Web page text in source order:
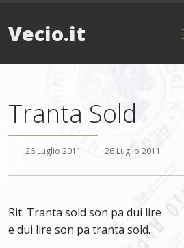
Vecio.it
Tranta Sold
26 Luglio 2011 26 Luglio 2011
Rit. Tranta sold son pa dui lire
e dui lire son pa tranta sold.